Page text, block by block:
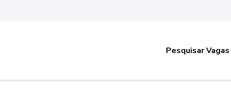
Pesquisar Vagas